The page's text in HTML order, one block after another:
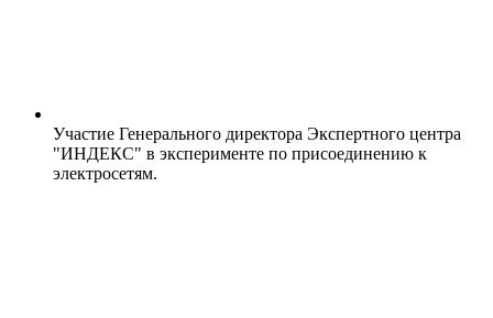
Участие Генерального директора Экспертного центра
"ИНДЕКС" в эксперименте по присоединению к
электросетям.